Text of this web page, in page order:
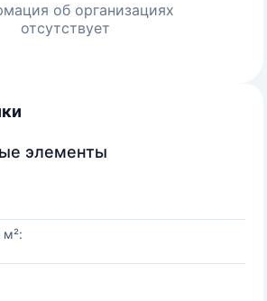
об организациях
отсутствует
элементы
м²: